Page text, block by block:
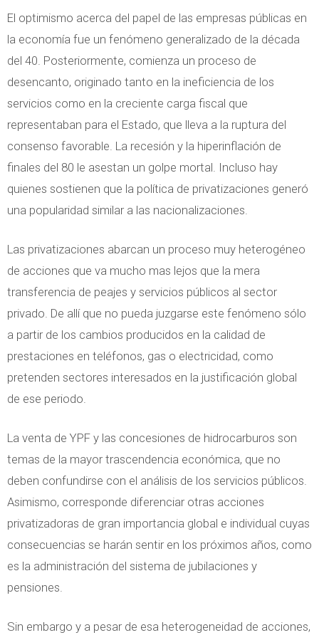
El optimismo acerca del papel de las empresas públicas en
la economía fue un fenómeno generalizado de la década
del 40. Posteriormente, comienza un proceso de
desencanto, originado tanto en la ineficiencia de los
servicios como en la creciente carga fiscal que
representaban para el Estado, que lleva a la ruptura del
consenso favorable. La recesión y la hiperinflación de
finales del 80 le asestan un golpe mortal. Incluso hay
quienes sostienen que la política de privatizaciones generó
una popularidad similar a las nacionalizaciones.
Las privatizaciones abarcan un proceso muy heterogéneo
de acciones que va mucho mas lejos que la mera
transferencia de peajes y servicios públicos al sector
privado. De allí que no pueda juzgarse este fenómeno sólo
a partir de los cambios producidos en la calidad de
prestaciones en teléfonos, gas o electricidad, como
pretenden sectores interesados en la justificación global
de ese periodo.
La venta de YPF y las concesiones de hidrocarburos son
temas de la mayor trascendencia económica, que no
deben confundirse con el análisis de los servicios públicos.
Asimismo, corresponde diferenciar otras acciones
privatizadoras de gran importancia global e individual cuyas
consecuencias se harán sentir en los próximos años, como
es la administración del sistema de jubilaciones y
pensiones.
Sin embargo y a pesar de esa heterogeneidad de acciones,